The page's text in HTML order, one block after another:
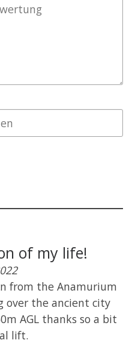
of my life!
from the Anamurium
over the ancient city
AGL thanks so a bit
lift.